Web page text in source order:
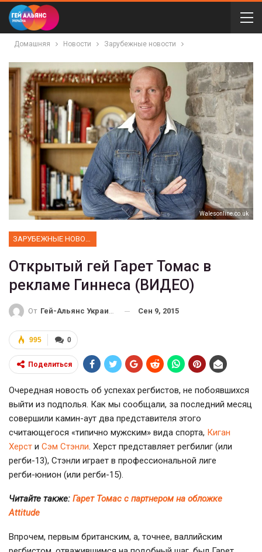
Домашняя Новости Зарубежные новости
Walesonline.co.uk
Открытый гей Гарет Томас в
рекламе Гиннеса (ВИДЕО)
От Гей-Альянс Украина Сен 9, 2015
0
995
Поделиться
Очередная новость об успехах регбистов, не побоявшихся
выйти из подполья. Как мы сообщали, за последний месяц
совершили камин-аут два представителя этого
считающегося «типично мужским» вида спорта, Киган
Херст и Сэм Стэнли. Херст представляет регбилиг (или
регби-13), Стэнли играет в профессиональной лиге
регби-юнион (или регби-15).
Читайте также: ​ Гарет Томас с партнером на обложке
Attitude
Впрочем, первым британским, а, точнее, валлийским